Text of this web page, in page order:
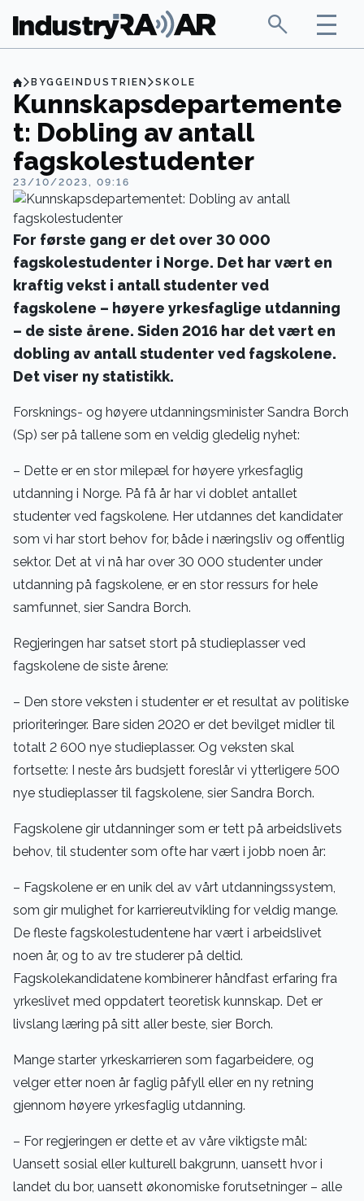
BYGGEINDUSTRIEN SKOLE
Kunnskapsdepartemente
t: Dobling av antall
fagskolestudenter
23/10/2023, 09:16
For første gang er det over 30 000
fagskolestudenter i Norge. Det har vært en
kraftig vekst i antall studenter ved
fagskolene – høyere yrkesfaglige utdanning
– de siste årene. Siden 2016 har det vært en
dobling av antall studenter ved fagskolene.
Det viser ny statistikk.
Forsknings- og høyere utdanningsminister Sandra Borch
(Sp) ser på tallene som en veldig gledelig nyhet:
– Dette er en stor milepæl for høyere yrkesfaglig
utdanning i Norge. På få år har vi doblet antallet
studenter ved fagskolene. Her utdannes det kandidater
som vi har stort behov for, både i næringsliv og offentlig
sektor. Det at vi nå har over 30 000 studenter under
utdanning på fagskolene, er en stor ressurs for hele
samfunnet, sier Sandra Borch.
Regjeringen har satset stort på studieplasser ved
fagskolene de siste årene:
– Den store veksten i studenter er et resultat av politiske
prioriteringer. Bare siden 2020 er det bevilget midler til
totalt 2 600 nye studieplasser. Og veksten skal
fortsette: I neste års budsjett foreslår vi ytterligere 500
nye studieplasser til fagskolene, sier Sandra Borch.
Fagskolene gir utdanninger som er tett på arbeidslivets
behov, til studenter som ofte har vært i jobb noen år:
– Fagskolene er en unik del av vårt utdanningssystem,
som gir mulighet for karriereutvikling for veldig mange.
De fleste fagskolestudentene har vært i arbeidslivet
noen år, og to av tre studerer på deltid.
Fagskolekandidatene kombinerer håndfast erfaring fra
yrkeslivet med oppdatert teoretisk kunnskap. Det er
livslang læring på sitt aller beste, sier Borch.
Mange starter yrkeskarrieren som fagarbeidere, og
velger etter noen år faglig påfyll eller en ny retning
gjennom høyere yrkesfaglig utdanning.
– For regjeringen er dette et av våre viktigste mål:
Uansett sosial eller kulturell bakgrunn, uansett hvor i
landet du bor, uansett økonomiske forutsetninger – alle